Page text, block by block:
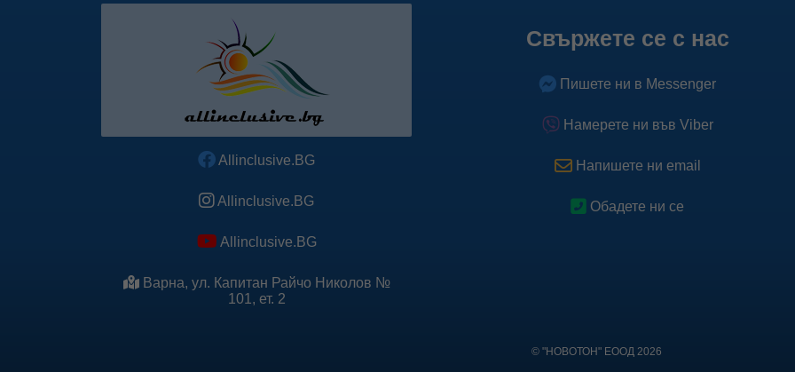
Allinclusive.BG
Allinclusive.BG
Allinclusive.BG
Варна, ул. Капитан Райчо Николов №
101, ет. 2
Свържете се с нас
Пишете ни в Messenger
Намерете ни във Viber
Напишете ни email
Обадете ни се
© "НОВОТОН" ЕООД 2026